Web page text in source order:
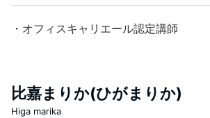
・オフィスキャリエール認定講師
比嘉まりか(ひがまりか)
Higa marika